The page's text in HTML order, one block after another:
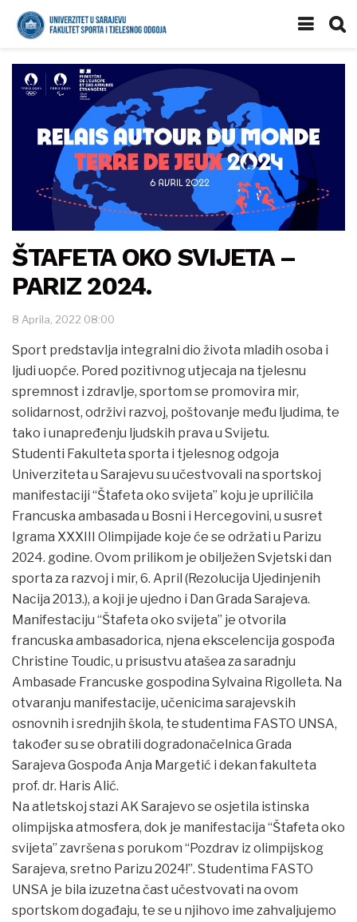
ŠTAFETA OKO SVIJETA –
PARIZ 2024.
8 Aprila, 2022 08:00
Sport predstavlja integralni dio života mladih osoba i
ljudi uopće. Pored pozitivnog utjecaja na tjelesnu
spremnost i zdravlje, sportom se promovira mir,
solidarnost, održivi razvoj, poštovanje među ljudima, te
tako i unapređenju ljudskih prava u Svijetu.
Studenti Fakulteta sporta i tjelesnog odgoja
Univerziteta u Sarajevu su učestvovali na sportskoj
manifestaciji “Štafeta oko svijeta” koju je upriličila
Francuska ambasada u Bosni i Hercegovini, u susret
Igrama XXXIII Olimpijade koje će se održati u Parizu
2024. godine. Ovom prilikom je obilježen Svjetski dan
sporta za razvoj i mir, 6. April (Rezolucija Ujedinjenih
Nacija 2013.), a koji je ujedno i Dan Grada Sarajeva.
Manifestaciju “Štafeta oko svijeta” je otvorila
francuska ambasadorica, njena ekscelencija gospođa
Christine Toudic, u prisustvu atašea za saradnju
Ambasade Francuske gospodina Sylvaina Rigolleta. Na
otvaranju manifestacije, učenicima sarajevskih
osnovnih i srednjih škola, te studentima FASTO UNSA,
također su se obratili dogradonačelnica Grada
Sarajeva Gospođa Anja Margetić i dekan fakulteta
prof. dr. Haris Alić.
Na atletskoj stazi AK Sarajevo se osjetila istinska
olimpijska atmosfera, dok je manifestacija “Štafeta oko
svijeta” završena s porukom “Pozdrav iz olimpijskog
Sarajeva, sretno Parizu 2024!”. Studentima FASTO
UNSA je bila izuzetna čast učestvovati na ovom
sportskom događaju, te se u njihovo ime zahvaljujemo